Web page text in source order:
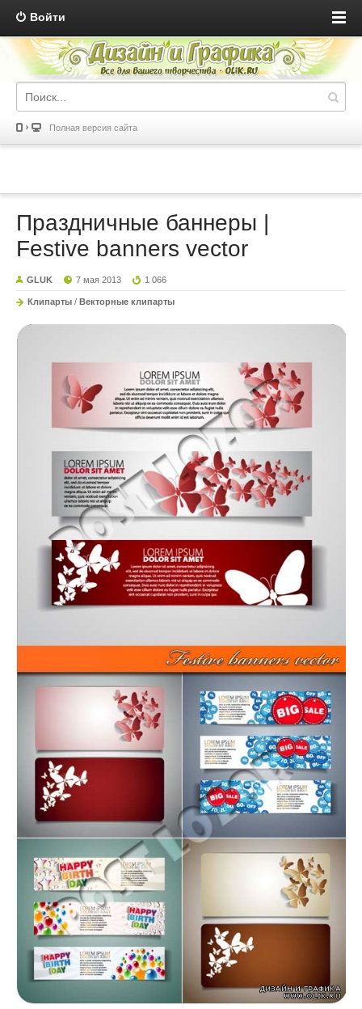
Войти
Полная версия сайта
Праздничные баннеры |
Festive banners vector
GLUK 7 мая 2013 1 066
Клипарты / Векторные клипарты